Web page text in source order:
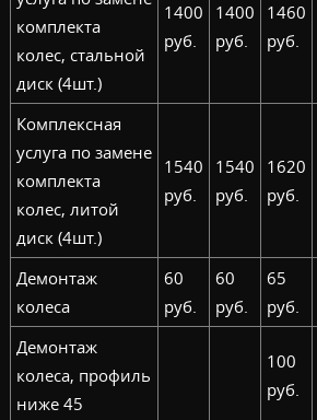
комплекта
колес, стальной
диск (4шт.)
1400
руб.
1400
руб.
1460
руб.
Комплексная
услуга по замене
комплекта
колес, литой
диск (4шт.)
1540
руб.
1540
руб.
1620
руб.
Демонтаж
колеса
60
руб.
60
руб.
65
руб.
Демонтаж
колеса, профиль
ниже 45
100
руб.